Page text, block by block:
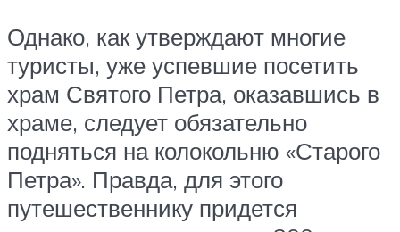
Однако, как утверждают многие
туристы, уже успевшие посетить
храм Святого Петра, оказавшись в
храме, следует обязательно
подняться на колокольню «Старого
Петра». Правда, для этого
путешественнику придется